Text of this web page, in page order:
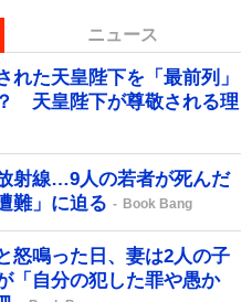
ニュース
れた天皇陛下を「最前列」
天皇陛下が尊敬される理
射線…9人の若者が死んだ
難」に迫る
Book Bang
怒鳴った日、妻は2人の子
「自分の犯した罪や愚か